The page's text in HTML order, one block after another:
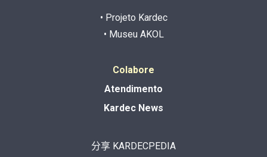
• Projeto Kardec
• Museu AKOL
Colabore
Atendimento
Kardec News
分享 KARDECPEDIA